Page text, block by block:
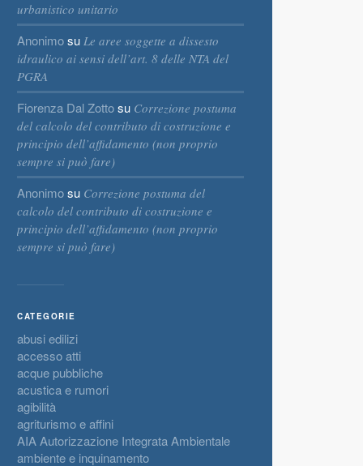
urbanistico unitario
Anonimosu Le aree soggette a dissesto
idraulico ai sensi dell’art. 8 delle NTA del
PGRA
Fiorenza Dal Zottosu Correzione postuma
del calcolo del contributo di costruzione e
principio dell’affidamento (non proprio
sempre si può fare)
Anonimosu Correzione postuma del
calcolo del contributo di costruzione e
principio dell’affidamento (non proprio
sempre si può fare)
CATEGORIE
abusi edilizi
accesso atti
acque pubbliche
acustica e rumori
agibilità
agriturismo e affini
AIA Autorizzazione Integrata Ambientale
ambiente e inquinamento